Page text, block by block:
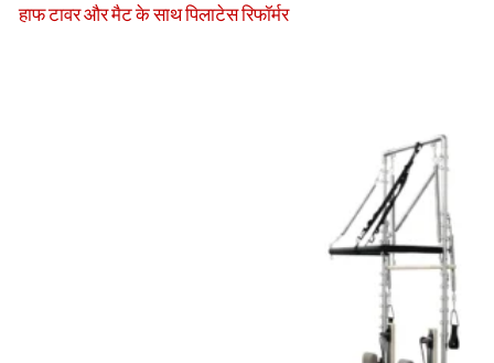
हाफ टावर और मैट के साथ पिलाटेस रिफॉर्मर